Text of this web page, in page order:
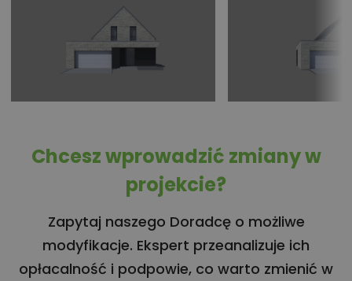
Chcesz wprowadzić zmiany w
projekcie?
Zapytaj naszego Doradcę o możliwe
modyfikacje. Ekspert przeanalizuje ich
opłacalność i podpowie, co warto zmienić w